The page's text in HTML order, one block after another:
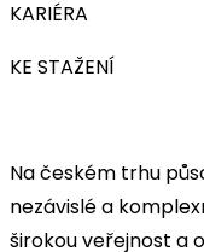
KARIÉRA
KE STAŽENÍ
Na českém trhu
nezávislé a
širokou veřejnost a